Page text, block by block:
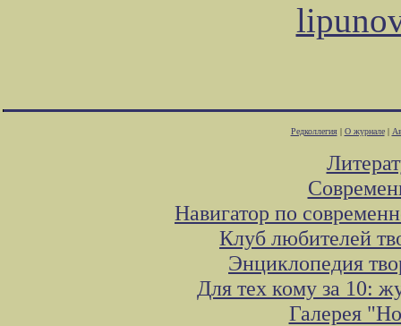
Редколлегия| О журнале|
Навигатор по
Клуб любителей
Энциклопедия
Для тех кому за 10:
Галерея